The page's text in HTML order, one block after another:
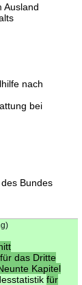
nach
bei
Bundes
das Dritte
Kapitel
für